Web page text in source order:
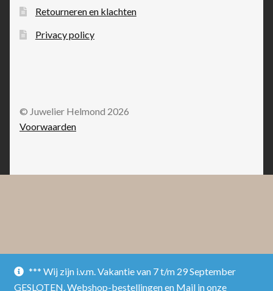
*** Wij zijn i.v.m. Vakantie van 7 t/m 29 September
GESLOTEN. Webshop-bestellingen en Mail in onze
Retourneren en klachten
Privacy policy
© Juwelier Helmond 2026
Voorwaarden